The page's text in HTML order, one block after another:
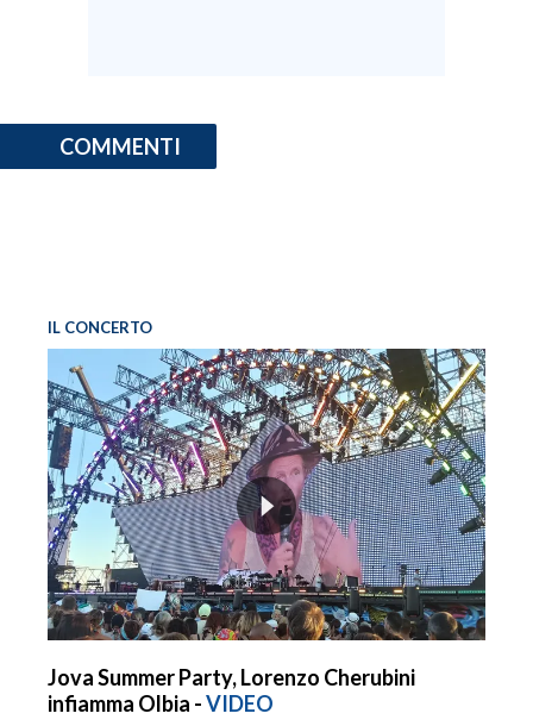
COMMENTI
IL CONCERTO
Jova Summer Party, Lorenzo Cherubini
infiamma Olbia -VIDEO